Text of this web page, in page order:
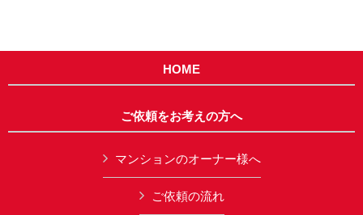
HOME
ご依頼をお考えの方へ
マンションのオーナー様へ
ご依頼の流れ